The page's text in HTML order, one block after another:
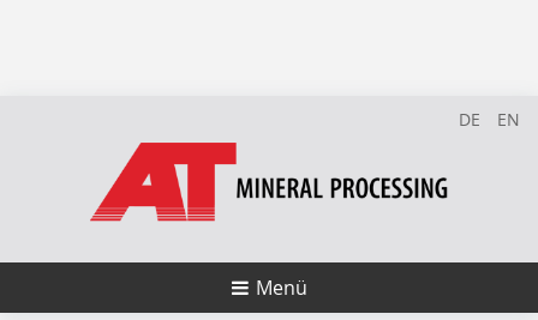
DE EN
Menü